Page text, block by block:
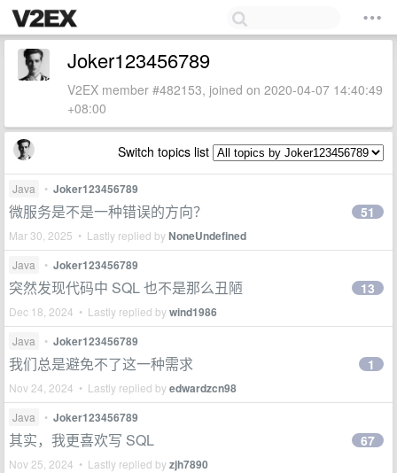
Joker123456789
V2EX member #482153, joined on 2020-04-07 14:40:49
+08:00
Switch topics list
Java • Joker123456789
微服务是不是一种错误的方向？
Mar 30, 2025 • Lastly replied byNoneUndefined
51
Java • Joker123456789
突然发现代码中 SQL 也不是那么丑陋
Dec 18, 2024 • Lastly replied bywind1986
13
Java • Joker123456789
我们总是避免不了这一种需求
Nov 24, 2024 • Lastly replied byedwardzcn98
1
Java • Joker123456789
其实，我更喜欢写 SQL
Nov 25, 2024 • Lastly replied byzjh7890
67